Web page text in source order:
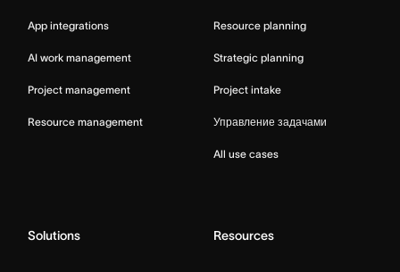
App integrations
AI work management
Project management
Resource management
Resource planning
Strategic planning
Project intake
Управление задачами
All use cases
Solutions Resources